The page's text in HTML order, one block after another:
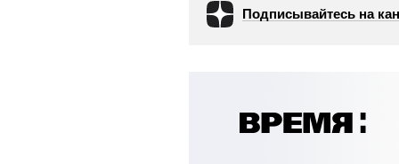
Подписывайтесь на